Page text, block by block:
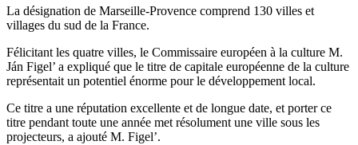
La désignation de Marseille-Provence comprend 130 villes et
villages du sud de la France.
Félicitant les quatre villes, le Commissaire européen à la culture M.
Ján Figel’ a expliqué que le titre de capitale européenne de la culture
représentait un potentiel énorme pour le développement local.
Ce titre a une réputation excellente et de longue date, et porter ce
titre pendant toute une année met résolument une ville sous les
projecteurs, a ajouté M. Figel’.